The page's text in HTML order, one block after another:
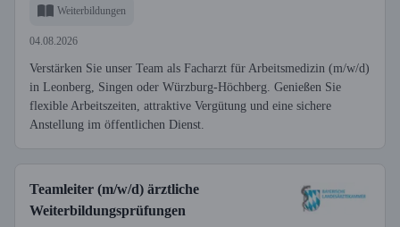
Weiterbildungen
04.08.2026
Verstärken Sie unser Team als Facharzt für Arbeitsmedizin (m/w/d)
in Leonberg, Singen oder Würzburg-Höchberg. Genießen Sie
flexible Arbeitszeiten, attraktive Vergütung und eine sichere
Anstellung im öffentlichen Dienst.
Teamleiter (m/w/d) ärztliche
Weiterbildungsprüfungen